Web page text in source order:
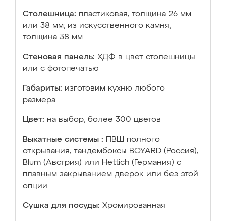
Столешница: пластиковая, толщина 26 мм
или 38 мм; из искусственного камня,
толщина 38 мм
Стеновая панель: ХДФ в цвет столешницы
или с фотопечатью
Габариты: изготовим кухню любого
размера
Цвет: на выбор, более 300 цветов
Выкатные системы :
ПВШ полного
открывания, тандембоксы BOYARD (Россия),
Blum (Австрия) или Hettich (Германия) с
плавным закрыванием дверок или без этой
опции
Сушка для посуды: Хромированная